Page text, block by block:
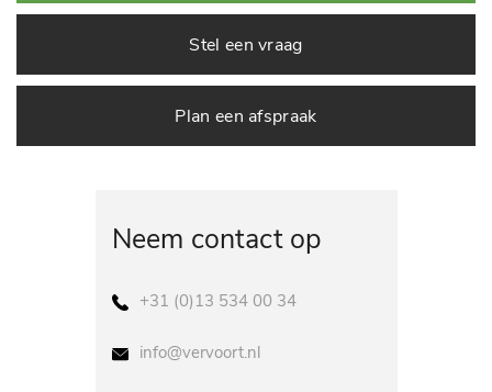
Stel een vraag
Plan een afspraak
Neem contact op
+31 (0)13 534 00 34
info@vervoort.nl